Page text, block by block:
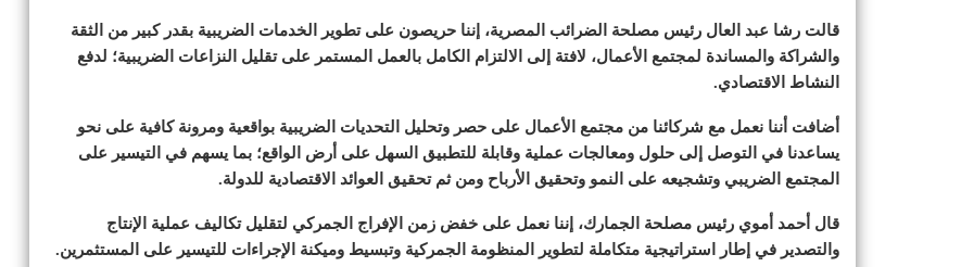
قالت رشا عبد العال رئيس مصلحة الضرائب المصرية، إننا حريصون على تطوير الخدمات الضريبية بقدر كبير من الثقة
والشراكة والمساندة لمجتمع الأعمال، لافتة إلى الالتزام الكامل بالعمل المستمر على تقليل النزاعات الضريبية؛ لدفع
النشاط الاقتصادي.
أضافت أننا نعمل مع شركائنا من مجتمع الأعمال على حصر وتحليل التحديات الضريبية بواقعية ومرونة كافية على نحو
يساعدنا في التوصل إلى حلول ومعالجات عملية وقابلة للتطبيق السهل على أرض الواقع؛ بما يسهم في التيسير على
المجتمع الضريبي وتشجيعه على النمو وتحقيق الأرباح ومن ثم تحقيق العوائد الاقتصادية للدولة.
قال أحمد أموي رئيس مصلحة الجمارك، إننا نعمل على خفض زمن الإفراج الجمركي لتقليل تكاليف عملية الإنتاج
والتصدير في إطار استراتيجية متكاملة لتطوير المنظومة الجمركية وتبسيط وميكنة الإجراءات للتيسير على المستثمرين.